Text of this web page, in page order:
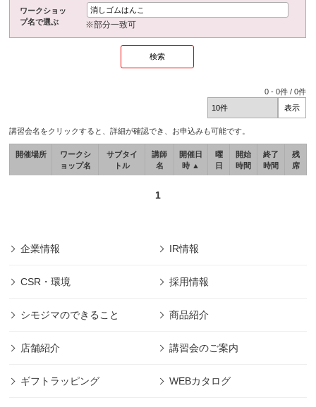
ワークショッ
プ名で選ぶ
※部分一致可
0 -0件 /0件
講習会名をクリックすると、詳細が確認でき、お申込みも可能です。
開催場所
ワークシ
ョップ名
サブタイ
トル
講師
名
開催日
時 ▲
曜
日
開始
時間
終了
時間
残
席
1
企業情報 IR情報
CSR・環境 採用情報
シモジマのできること 商品紹介
店舗紹介 講習会のご案内
ギフトラッピング WEBカタログ